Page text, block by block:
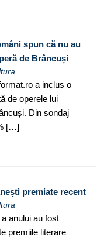
spun că nu au
de Brâncuși
a inclus o
de operele lui
Din sondaj
[…]
premiate recent
anului au fost
premiile literare